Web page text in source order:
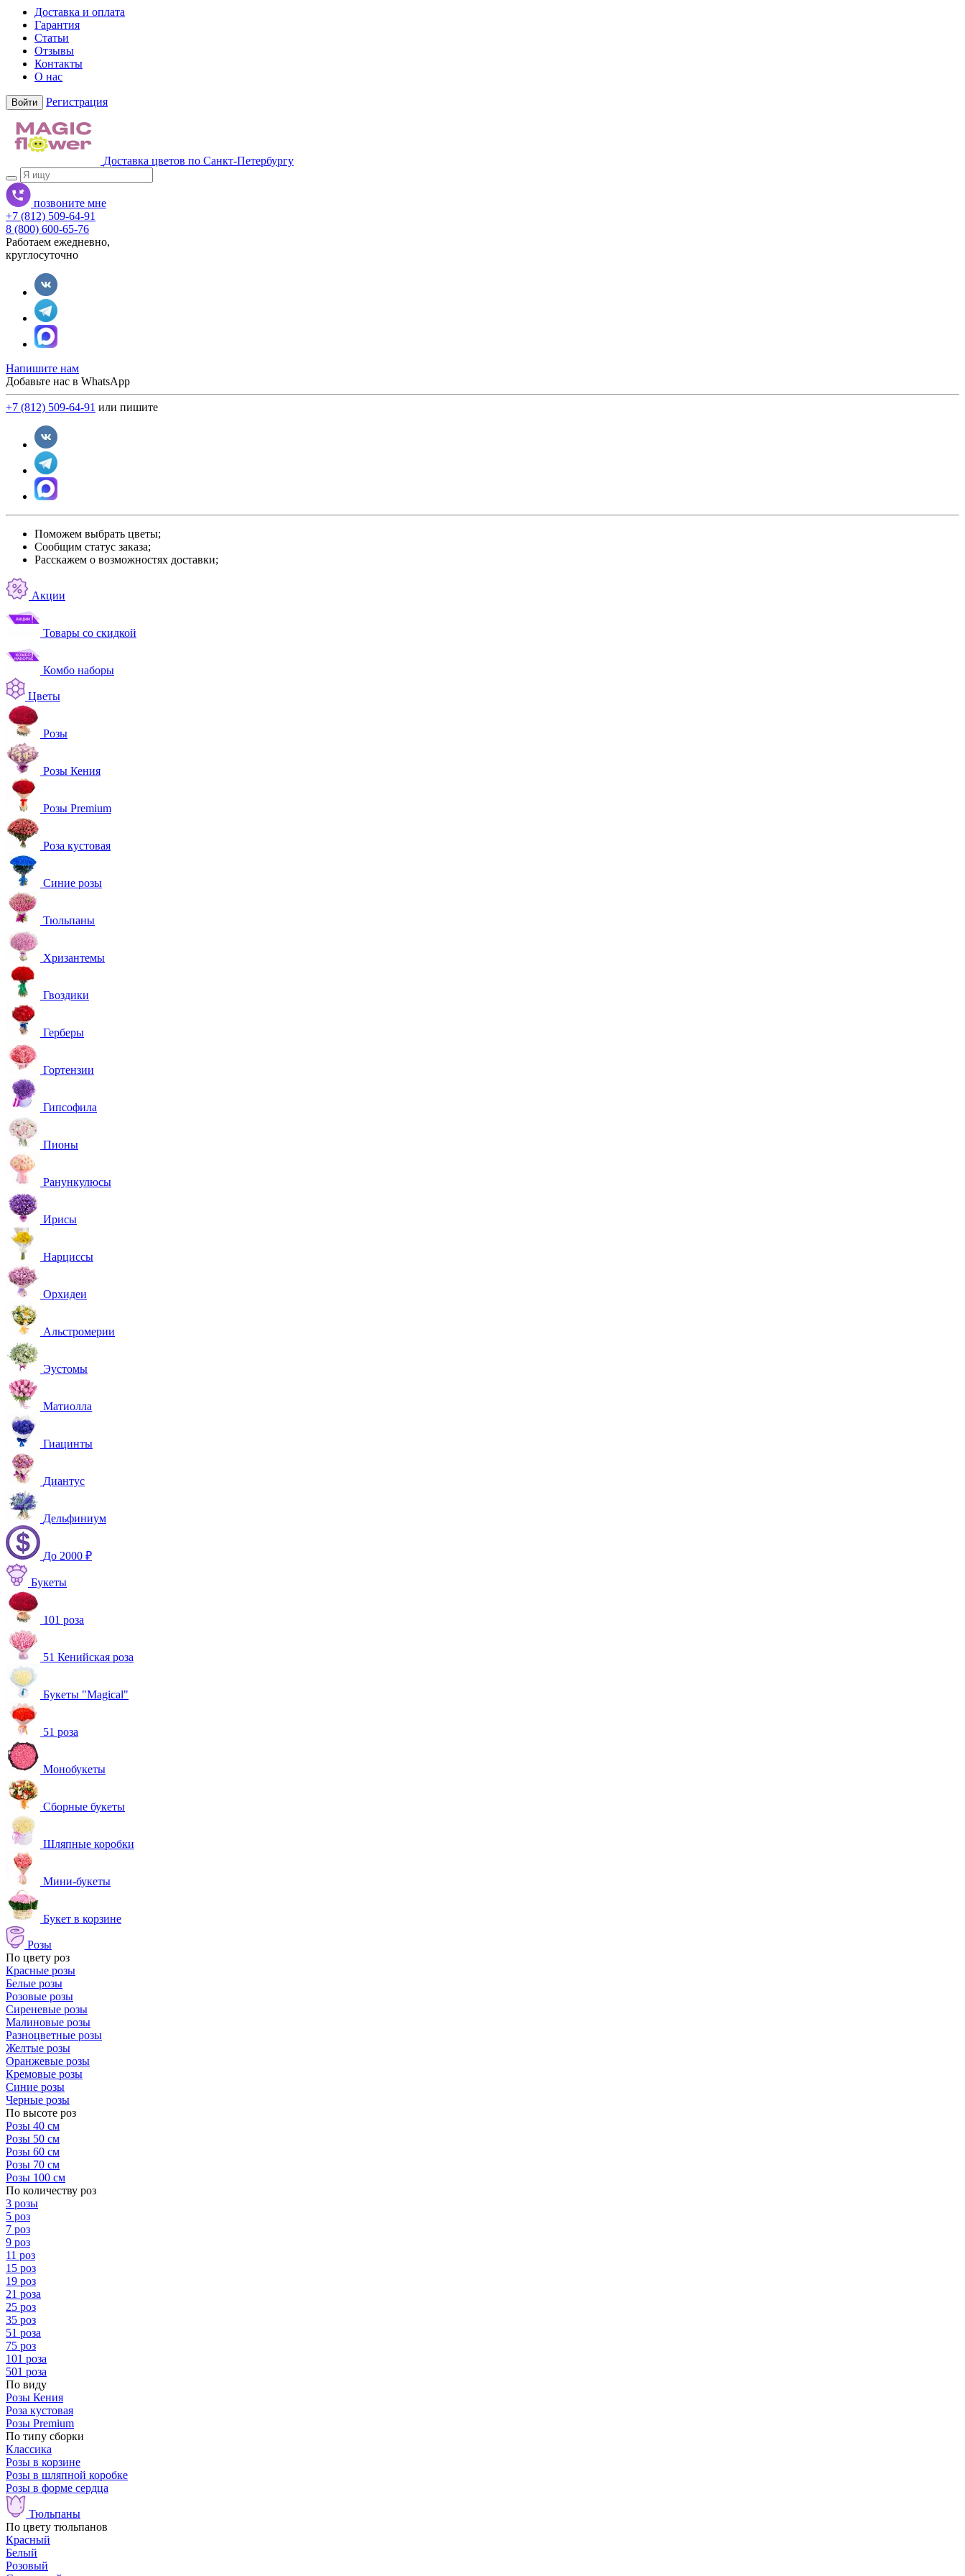
Доставка и оплата
Гарантия
Статьи
Отзывы
Контакты
О нас
Войти Регистрация
Доставка цветов по Санкт-Петербургу
позвоните мне
+7 (812) 509-64-91
8 (800) 600-65-76
Работаем ежедневно,
круглосуточно
Напишите нам
Добавьте нас в WhatsApp
+7 (812) 509-64-91 или пишите
Поможем выбрать цветы;
Сообщим статус заказа;
Расскажем о возможностях доставки;
Акции
Товары со скидкой
Комбо наборы
Цветы
Розы
Розы Кения
Розы Premium
Роза кустовая
Синие розы
Тюльпаны
Хризантемы
Гвоздики
Герберы
Гортензии
Гипсофила
Пионы
Ранункулюсы
Ирисы
Нарциссы
Орхидеи
Альстромерии
Эустомы
Матиолла
Гиацинты
Диантус
Дельфиниум
До 2000 ₽
Букеты
101 роза
51 Кенийская роза
Букеты "Magical"
51 роза
Монобукеты
Сборные букеты
Шляпные коробки
Мини-букеты
Букет в корзине
Розы
По цвету роз
Красные розы
Белые розы
Розовые розы
Сиреневые розы
Малиновые розы
Разноцветные розы
Желтые розы
Оранжевые розы
Кремовые розы
Синие розы
Черные розы
По высоте роз
Розы 40 см
Розы 50 см
Розы 60 см
Розы 70 см
Розы 100 см
По количеству роз
3 розы
5 роз
7 роз
9 роз
11 роз
15 роз
19 роз
21 роза
25 роз
35 роз
51 роза
75 роз
101 роза
501 роза
По виду
Розы Кения
Роза кустовая
Розы Premium
По типу сборки
Классика
Розы в корзине
Розы в шляпной коробке
Розы в форме сердца
Тюльпаны
По цвету тюльпанов
Красный
Белый
Розовый